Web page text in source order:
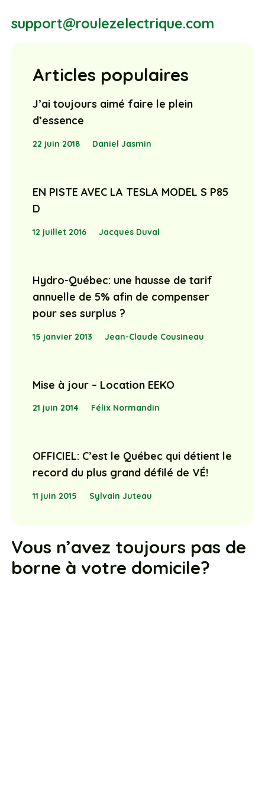
support@roulezelectrique.com
Articles populaires
J’ai toujours aimé faire le plein
d’essence
22 juin 2018 Daniel Jasmin
EN PISTE AVEC LA TESLA MODEL S P85
D
12 juillet 2016 Jacques Duval
Hydro-Québec: une hausse de tarif
annuelle de 5% afin de compenser
pour ses surplus ?
15 janvier 2013 Jean-Claude Cousineau
Mise à jour – Location EEKO
21 juin 2014 Félix Normandin
OFFICIEL: C’est le Québec qui détient le
record du plus grand défilé de VÉ!
11 juin 2015 Sylvain Juteau
Vous n’avez toujours pas de
borne à votre domicile?